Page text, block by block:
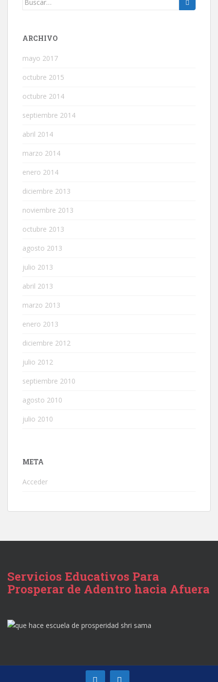
ARCHIVO
mayo 2017
octubre 2015
octubre 2014
septiembre 2014
abril 2014
marzo 2014
enero 2014
diciembre 2013
noviembre 2013
octubre 2013
agosto 2013
julio 2013
abril 2013
marzo 2013
enero 2013
diciembre 2012
julio 2012
septiembre 2010
agosto 2010
julio 2010
META
Acceder
Servicios Educativos Para
Prosperar de Adentro hacia Afuera